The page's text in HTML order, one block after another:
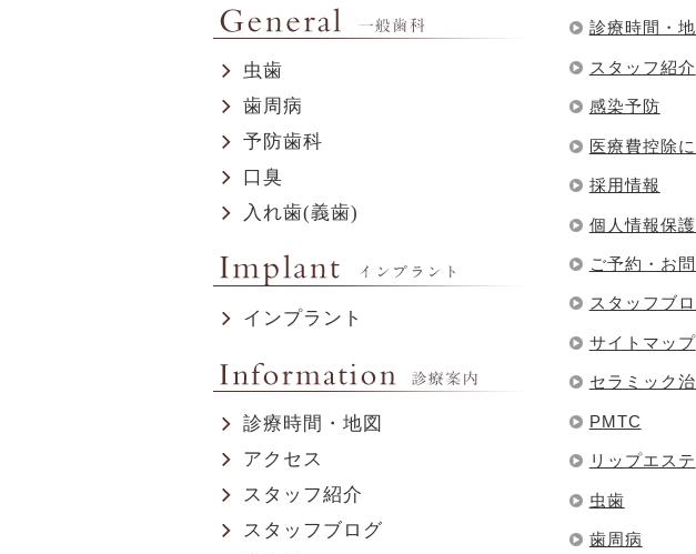
診療時間・地
スタッフ紹介
感染予防
医療費控除
採用情報
個人情報保
ご予約・お
スタッフブ
サイトマップ
セラミック
PMTC
リップエステ
虫歯
歯周病
虫歯
歯周病
予防歯科
口臭
入れ歯(義歯)
インプラント
診療時間・地図
アクセス
スタッフ紹介
スタッフブログ